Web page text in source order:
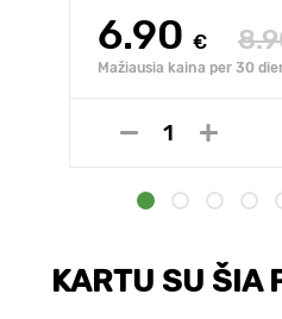
6.90 €
Mažiausia kaina per 30
KARTU SU ŠIA